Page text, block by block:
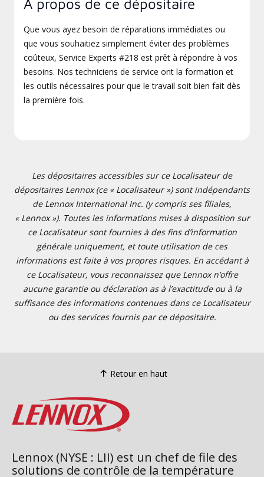
À propos de ce dépositaire
Que vous ayez besoin de réparations immédiates ou
que vous souhaitiez simplement éviter des problèmes
coûteux, Service Experts #218 est prêt à répondre à vos
besoins. Nos techniciens de service ont la formation et
les outils nécessaires pour que le travail soit bien fait dès
la première fois.
Les dépositaires accessibles sur ce Localisateur de
dépositaires Lennox (ce « Localisateur ») sont indépendants
de Lennox International Inc. (y compris ses filiales,
« Lennox »). Toutes les informations mises à disposition sur
ce Localisateur sont fournies à des fins d’information
générale uniquement, et toute utilisation de ces
informations est faite à vos propres risques. En accédant à
ce Localisateur, vous reconnaissez que Lennox n’offre
aucune garantie ou déclaration as à l’exactitude ou à la
suffisance des informations contenues dans ce Localisateur
ou des services fournis par ce dépositaire.
Retour en haut
Lennox (NYSE : LII) est un chef de file des
solutions de contrôle de la température